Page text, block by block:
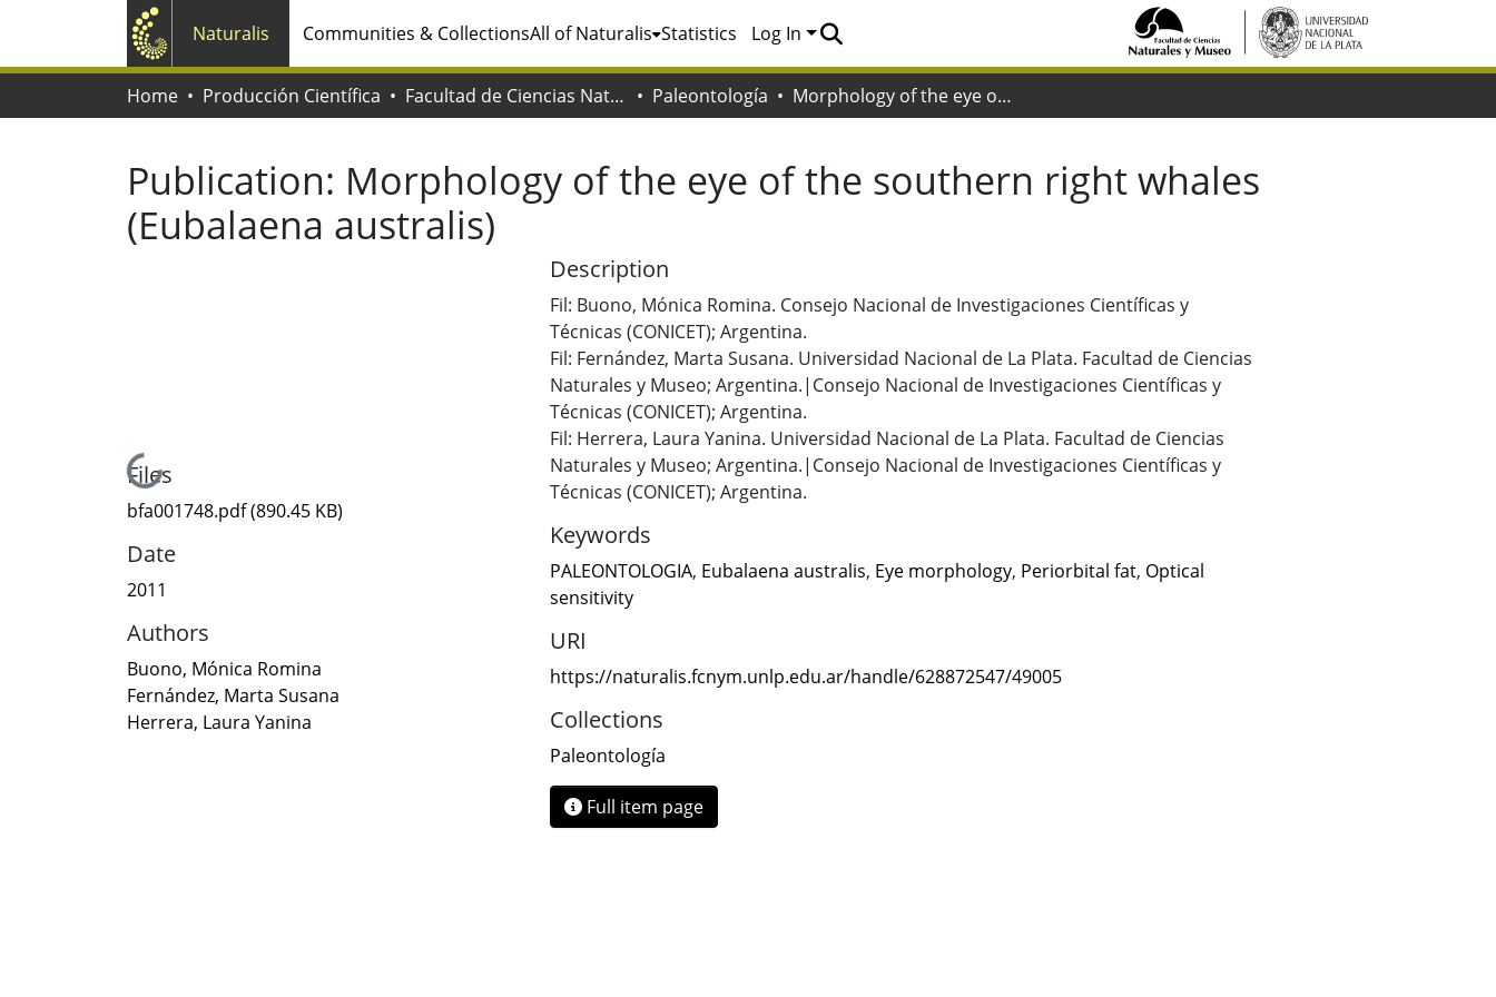
Naturalis Communities & CollectionsAll of Naturalis Statistics Log In
Home Producción Científica Facultad de Ciencias Naturales y Museo Paleontología Morphology of the eye of the southern right whales (Eubalaena australis)
Publication: Morphology of the eye of the southern right whales
(Eubalaena australis)
Loading...
Files
bfa001748.pdf(890.45 KB)
Date
2011
Authors
Buono, Mónica Romina
Fernández, Marta Susana
Herrera, Laura Yanina
Description
Fil: Buono, Mónica Romina. Consejo Nacional de Investigaciones Científicas y
Técnicas (CONICET); Argentina.
Fil: Fernández, Marta Susana. Universidad Nacional de La Plata. Facultad de Ciencias
Naturales y Museo; Argentina.|Consejo Nacional de Investigaciones Científicas y
Técnicas (CONICET); Argentina.
Fil: Herrera, Laura Yanina. Universidad Nacional de La Plata. Facultad de Ciencias
Naturales y Museo; Argentina.|Consejo Nacional de Investigaciones Científicas y
Técnicas (CONICET); Argentina.
Keywords
PALEONTOLOGIA, Eubalaena australis, Eye morphology, Periorbital fat, Optical
sensitivity
URI
https://naturalis.fcnym.unlp.edu.ar/handle/628872547/49005
Collections
Paleontología
Full item page